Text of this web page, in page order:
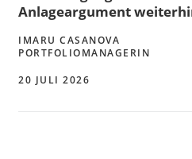
Anlageargument
IMARU CASANOVA
PORTFOLIOMANAGERIN
20 JULI 2026